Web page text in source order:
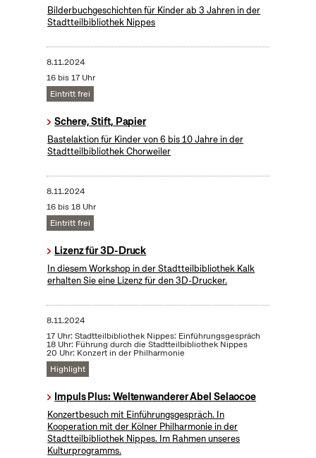
Bilderbuchgeschichten für Kinder ab 3 Jahren in der
Stadtteilbibliothek Nippes
8.11.2024
16 bis 17 Uhr
Eintritt frei
Schere, Stift, Papier
Bastelaktion für Kinder von 6 bis 10 Jahre in der
Stadtteilbibliothek Chorweiler
8.11.2024
16 bis 18 Uhr
Eintritt frei
Lizenz für 3D-Druck
In diesem Workshop in der Stadtteilbibliothek Kalk
erhalten Sie eine Lizenz für den 3D-Drucker.
8.11.2024
17 Uhr: Stadtteilbibliothek Nippes: Einführungsgespräch
18 Uhr: Führung durch die Stadtteilbibliothek Nippes
20 Uhr: Konzert in der Philharmonie
Highlight
Impuls Plus: Weltenwanderer Abel Selaocoe
Konzertbesuch mit Einführungsgespräch. In
Kooperation mit der Kölner Philharmonie in der
Stadtteilbibliothek Nippes. Im Rahmen unseres
Kulturprogramms.